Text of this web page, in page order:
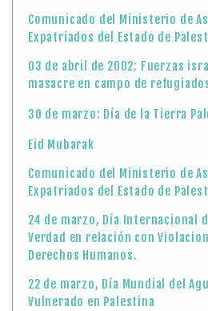
Comunicado del Ministerio de
Expatriados del Estado de
03 de abril de 2002: Fuerzas
masacre en campo de
30 de marzo: Día de la Tierra
Eid Mubarak
Comunicado del Ministerio de
Expatriados del Estado de
24 de marzo, Día Internacional
Verdad en relación con
Derechos Humanos.
22 de marzo, Día Mundial del
Vulnerado en Palestina